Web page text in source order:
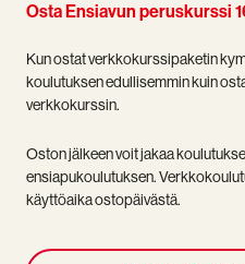
Osta Ensiavun peruskurssi
Kun ostat verkkokurssipaketin
koulutuksen edullisemmin kuin
verkkokurssin.
Oston jälkeen voit jakaa
ensiapukoulutuksen.
käyttöaika ostopäivästä.